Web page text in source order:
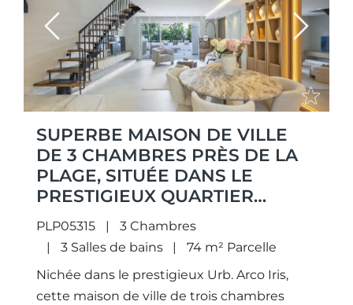
Previous Next
SUPERBE MAISON DE VILLE
DE 3 CHAMBRES PRÈS DE LA
PLAGE, SITUÉE DANS LE
PRESTIGIEUX QUARTIER
D'ARCO IRIS.
PLP05315
3 Chambres
3 Salles de bains
74 m² Parcelle
Nichée dans le prestigieux Urb. Arco Iris,
cette maison de ville de trois chambres